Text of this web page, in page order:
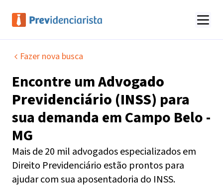
Fazer nova busca
Encontre umAdvogado
Previdenciário (INSS) para
sua demanda emCampo Belo -
MG
Mais de 20 mil advogados especializados em
Direito Previdenciário estão prontos para
ajudar com sua aposentadoria do INSS.